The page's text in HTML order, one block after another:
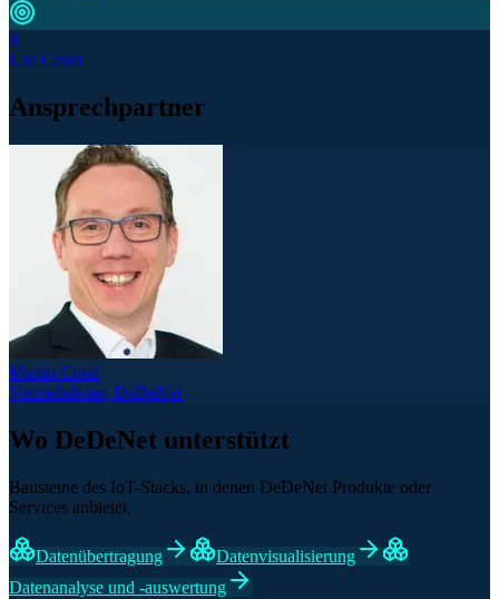
8
Use Cases
Ansprechpartner
Martin Craul
Vertriebsleiter, DeDeNet
Wo DeDeNet unterstützt
Bausteine des IoT-Stacks, in denen DeDeNet Produkte oder
Services anbietet.
Datenübertragung
Datenvisualisierung
Datenanalyse und -auswertung